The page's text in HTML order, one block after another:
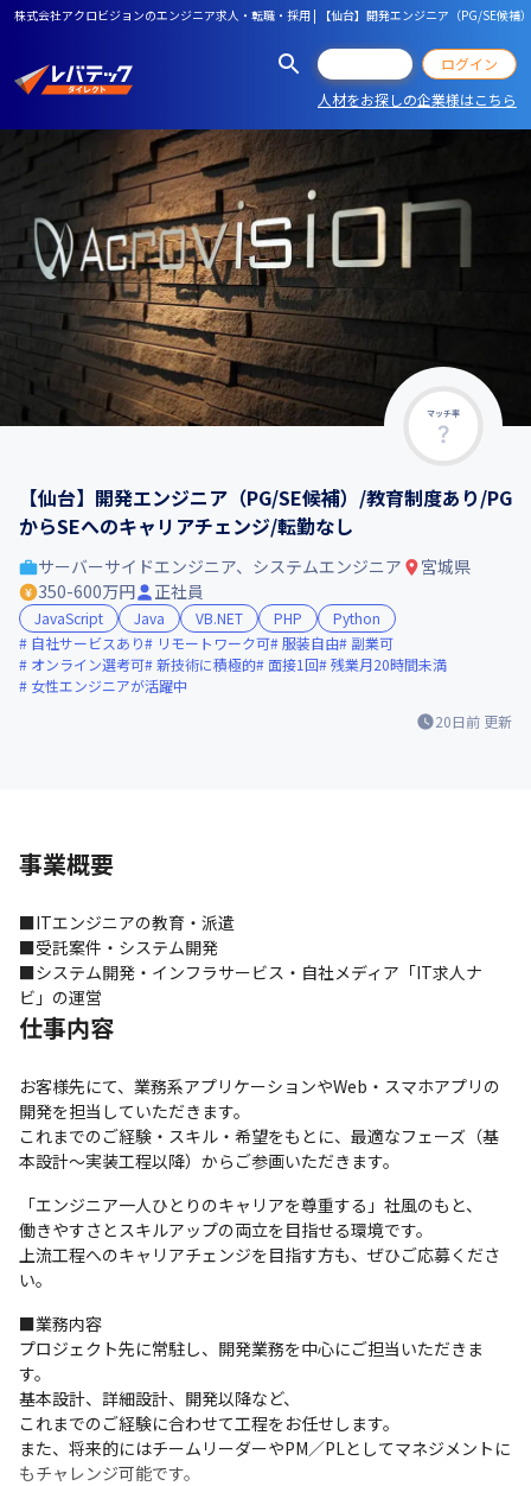
株式会社アクロビジョンのエンジニア求人・転職・採用 | 【仙台】開発エンジニア（PG/SE候
ログイン
人材をお探しの企業様はこちら
マッチ率
【仙台】開発エンジニア（PG/SE候補）/教育制度あり/PG
からSEへのキャリアチェンジ/転勤なし
20日前 更新
サーバーサイドエンジニア、システムエンジニア
宮城県
350-600万円
正社員
JavaScript Java VB.NET PHP
Python
自社サービスあり
リモートワーク可 服装自由
副業可
オンライン選考可 新技術に積極的 面接1回
残業月20時間未満
女性エンジニアが活躍中
事業概要
■ITエンジニアの教育・派遣
■受託案件・システム開発
■システム開発・インフラサービス・自社メディア「IT求人ナ
ビ」の運営
仕事内容
お客様先にて、業務系アプリケーションやWeb・スマホアプリの
開発を担当していただきます。
これまでのご経験・スキル・希望をもとに、最適なフェーズ（基
本設計～実装工程以降）からご参画いただきます。
「エンジニア一人ひとりのキャリアを尊重する」社風のもと、
働きやすさとスキルアップの両立を目指せる環境です。
上流工程へのキャリアチェンジを目指す方も、ぜひご応募くださ
い。
■業務内容
プロジェクト先に常駐し、開発業務を中心にご担当いただきま
す。
基本設計、詳細設計、開発以降など、
これまでのご経験に合わせて工程をお任せします。
また、将来的にはチームリーダーやPM／PLとしてマネジメントに
もチャレンジ可能です。